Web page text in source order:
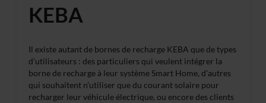
KEBA
Il existe autant de bornes de recharge KEBA que de types
d'utilisateurs : des particuliers qui veulent intégrer la
borne de recharge à leur système Smart Home, d'autres
qui souhaitent n'utiliser que du courant solaire pour
recharger leur véhicule électrique, ou encore des clients